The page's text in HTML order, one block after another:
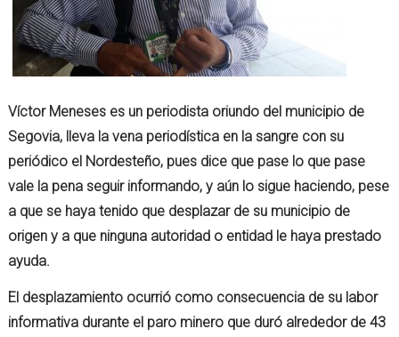
Víctor Meneses es un periodista oriundo del municipio de
Segovia, lleva la vena periodística en la sangre con su
periódico el Nordesteño, pues dice que pase lo que pase
vale la pena seguir informando, y aún lo sigue haciendo, pese
a que se haya tenido que desplazar de su municipio de
origen y a que ninguna autoridad o entidad le haya prestado
ayuda.
El desplazamiento ocurrió como consecuencia de su labor
informativa durante el paro minero que duró alrededor de 43